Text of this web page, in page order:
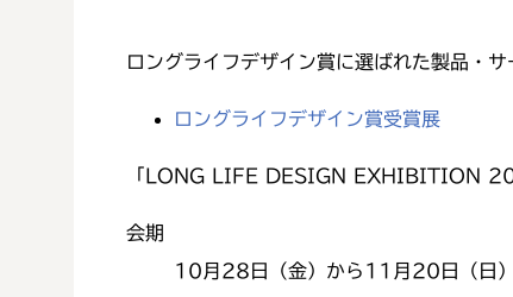
ロングライフデザイン賞に選ばれた製品・サ
ロングライフデザイン賞受賞展
「LONG LIFE DESIGN EXHIBITION
会期
10月28日（金）から11月20日（日）